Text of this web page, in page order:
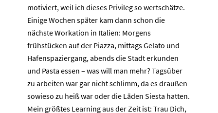
motiviert, weil ich dieses Privileg so wertschätze.
Einige Wochen später kam dann schon die
nächste Workation in Italien: Morgens
frühstücken auf der Piazza, mittags Gelato und
Hafenspaziergang, abends die Stadt erkunden
und Pasta essen – was will man mehr? Tagsüber
zu arbeiten war gar nicht schlimm, da es draußen
sowieso zu heiß war oder die Läden Siesta hatten.
Mein größtes Learning aus der Zeit ist: Trau Dich,